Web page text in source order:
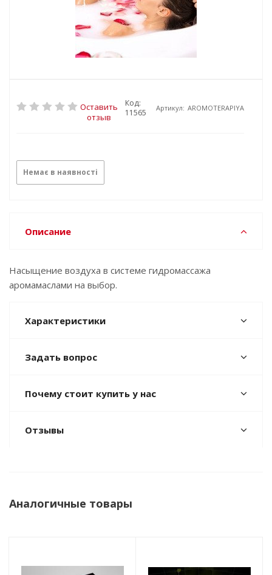
Оставить
отзыв
Код:
11565
Артикул: AROMOTERAPIYA
Немає в наявності
Описание
Насыщение воздуха в системе гидромассажа
аромамаслами на выбор.
Характеристики
Задать вопрос
Почему стоит купить у нас
Отзывы
Аналогичные товары